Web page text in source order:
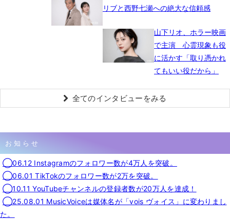
リブと西野七瀬への絶大な信頼感
山下リオ、ホラー映画
で主演 心霊現象も役
に活かす「取り憑かれ
てもいい役だから」
全てのインタビューをみる
お知らせ
◯06.12 Instagramのフォロワー数が4万人を突破。
◯06.01 TikTokのフォロワー数が2万を突破。
◯10.11 YouTubeチャンネルの登録者数が20万人を達成！
◯25.08.01 MusicVoiceは媒体名が「vois ヴォイス」に変わりまし
た。